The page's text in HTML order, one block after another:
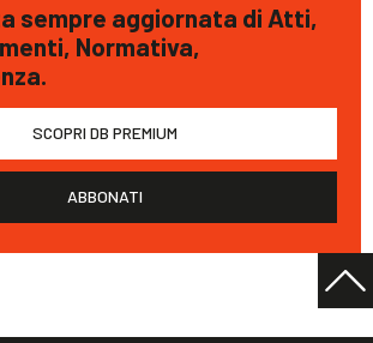
sempre aggiornata di Atti,
Normativa,
SCOPRI DB PREMIUM
ABBONATI